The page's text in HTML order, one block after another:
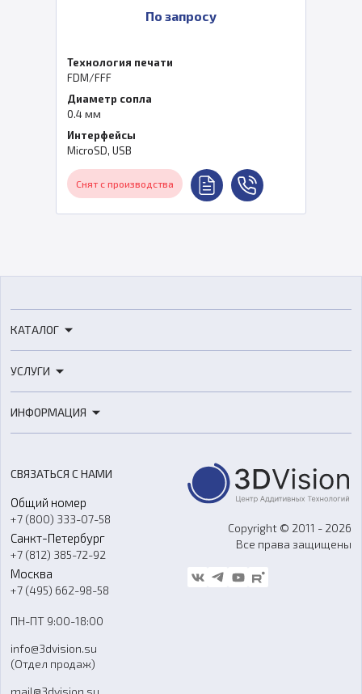
По запросу
Технология печати
FDM/FFF
Диаметр сопла
0.4 мм
Интерфейсы
MicroSD, USB
Снят с производства
КАТАЛОГ
3D-сканеры
Расходные материалы
Оборудование и материалы для вакуумного литья
Аксессуары и прочее оборудование
Программное обеспечение
УСЛУГИ
3D-моделирование
Ремонт и услуги
ИНФОРМАЦИЯ
О компании
Контакты
Гос. закупки
Стать дилером
Блог
FAQ
СВЯЗАТЬСЯ С НАМИ
Общий номер
+7 (800) 333-07-58
Санкт-Петербург
+7 (812) 385-72-92
Москва
+7 (495) 662-98-58
ПН-ПТ 9:00-18:00
info@3dvision.su
(Отдел продаж)
mail@3dvision.su
Copyright © 2011 - 2026
Все права защищены